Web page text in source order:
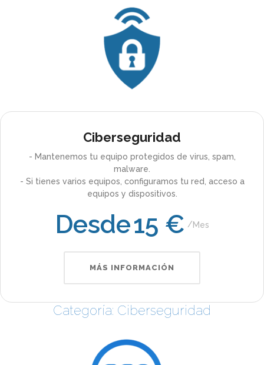
Ciberseguridad
- Mantenemos tu equipo protegidos de virus, spam,
malware.
- Si tienes varios equipos, configuramos tu red, acceso a
equipos y dispositivos.
Desde15 € Mes
MÁS INFORMACIÓN
Categoría: Ciberseguridad